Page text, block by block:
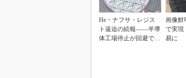
He・ナフサ・レジス
ト逼迫の続報――半導
体工場停止が回避でき
画像鮮
で実
易に